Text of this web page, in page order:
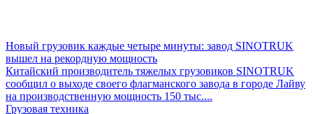
Новый грузовик каждые четыре минуты: завод SINOTRUK
вышел на рекордную мощность
Китайский производитель тяжелых грузовиков SINOTRUK
сообщил о выходе своего флагманского завода в городе Лайву
на производственную мощность 150 тыс....
Грузовая техника